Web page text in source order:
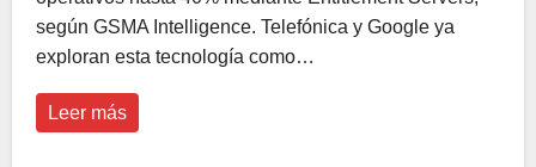
según GSMA Intelligence. Telefónica y Google ya
exploran esta tecnología como…
Leer más